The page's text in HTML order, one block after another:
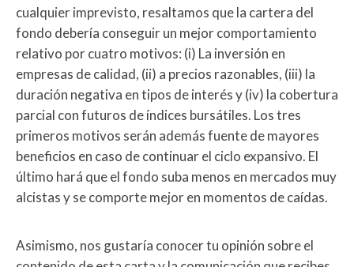
cualquier imprevisto, resaltamos que la cartera del
fondo debería conseguir un mejor comportamiento
relativo por cuatro motivos: (i) La inversión en
empresas de calidad, (ii) a precios razonables, (iii) la
duración negativa en tipos de interés y (iv) la cobertura
parcial con futuros de índices bursátiles. Los tres
primeros motivos serán además fuente de mayores
beneficios en caso de continuar el ciclo expansivo. El
último hará que el fondo suba menos en mercados muy
alcistas y se comporte mejor en momentos de caídas.
Asimismo, nos gustaría conocer tu opinión sobre el